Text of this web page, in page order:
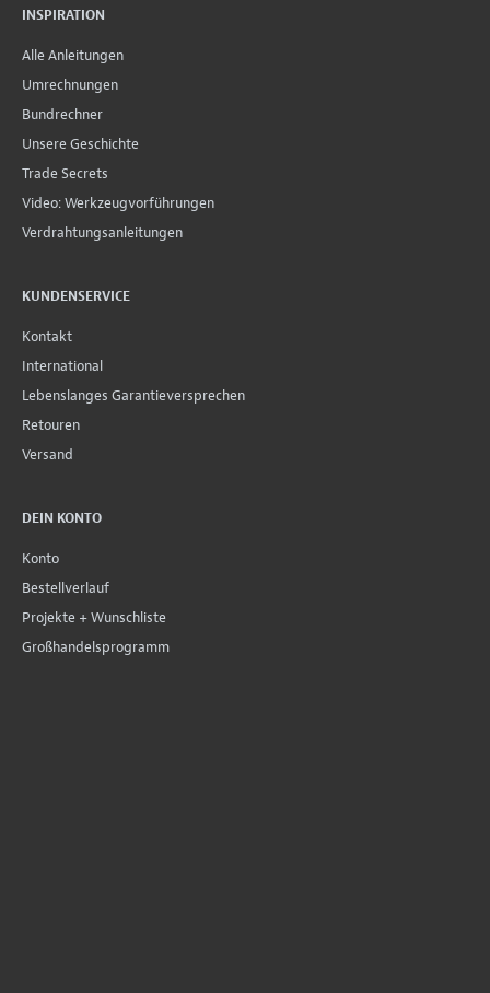
INSPIRATION
Alle Anleitungen
Umrechnungen
Bundrechner
Unsere Geschichte
Trade Secrets
Video: Werkzeugvorführungen
Verdrahtungsanleitungen
KUNDENSERVICE
Kontakt
International
Lebenslanges Garantieversprechen
Retouren
Versand
DEIN KONTO
Konto
Bestellverlauf
Projekte + Wunschliste
Großhandelsprogramm